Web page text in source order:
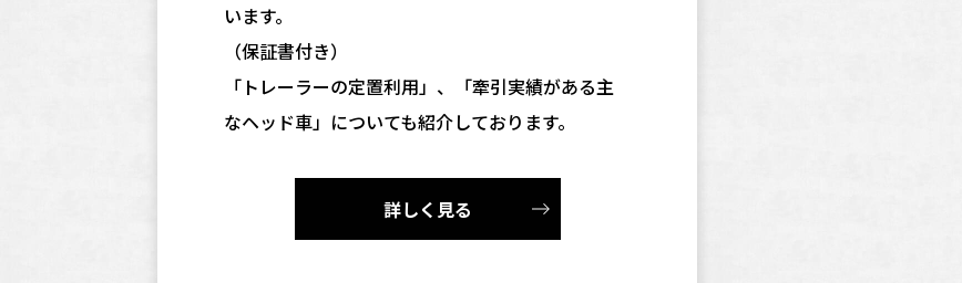
います。
（保証書付き）
「トレーラーの定置利用」、「牽引実績がある主
なヘッド車」についても紹介しております。
詳しく見る